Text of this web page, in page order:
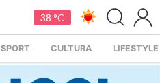
38 °C
SPORT CULTURA LIFESTYLE